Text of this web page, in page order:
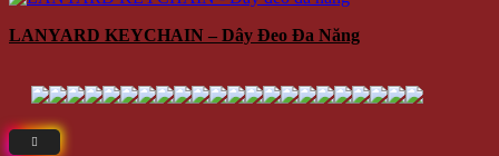
LANYARD KEYCHAIN – Dây Đeo Đa Năng